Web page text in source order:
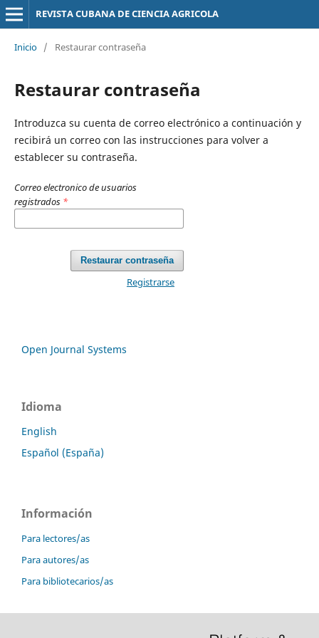
REVISTA CUBANA DE CIENCIA AGRICOLA
Inicio / Restaurar contraseña
Restaurar contraseña
Introduzca su cuenta de correo electrónico a continuación y
recibirá un correo con las instrucciones para volver a
establecer su contraseña.
Correo electronico de usuarios
registrados *
Restaurar contraseña
Registrarse
Open Journal Systems
Idioma
English
Español (España)
Información
Para lectores/as
Para autores/as
Para bibliotecarios/as